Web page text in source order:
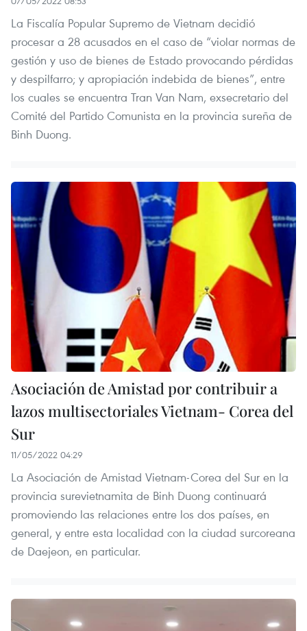
La Fiscalía Popular Supremo de Vietnam decidió
procesar a 28 acusados en el caso de “violar normas de
gestión y uso de bienes de Estado provocando pérdidas
y despilfarro; y apropiación indebida de bienes”, entre
los cuales se encuentra Tran Van Nam, exsecretario del
Comité del Partido Comunista en la provincia sureña de
Binh Duong.
Asociación de Amistad por contribuir a
lazos multisectoriales Vietnam- Corea del
Sur
11/05/2022 04:29
La Asociación de Amistad Vietnam-Corea del Sur en la
provincia surevietnamita de Binh Duong continuará
promoviendo las relaciones entre los dos países, en
general, y entre esta localidad con la ciudad surcoreana
de Daejeon, en particular.